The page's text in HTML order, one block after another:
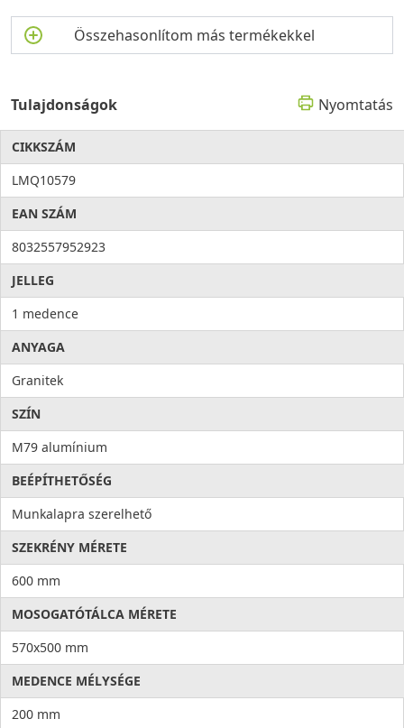
Összehasonlítom más termékekkel
Tulajdonságok Nyomtatás
CIKKSZÁM
LMQ10579
EAN SZÁM
8032557952923
JELLEG
1 medence
ANYAGA
Granitek
SZÍN
M79 alumínium
BEÉPÍTHETŐSÉG
Munkalapra szerelhető
SZEKRÉNY MÉRETE
600 mm
MOSOGATÓTÁLCA MÉRETE
570x500 mm
MEDENCE MÉLYSÉGE
200 mm